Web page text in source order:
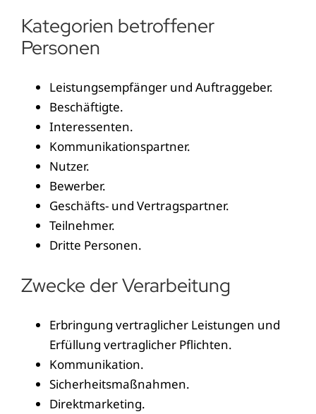
Kategorien betroffener
Personen
Leistungsempfänger und Auftraggeber.
Beschäftigte.
Interessenten.
Kommunikationspartner.
Nutzer.
Bewerber.
Geschäfts- und Vertragspartner.
Teilnehmer.
Dritte Personen.
Zwecke der Verarbeitung
Erbringung vertraglicher Leistungen und
Erfüllung vertraglicher Pflichten.
Kommunikation.
Sicherheitsmaßnahmen.
Direktmarketing.